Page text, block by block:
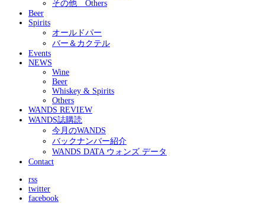
その他 Others
Beer
Spirits
オールドパー
バー＆カクテル
Events
NEWS
Wine
Beer
Whiskey & Spirits
Others
WANDS REVIEW
WANDS誌購読
今月のWANDS
バックナンバー紹介
WANDS DATA ウォンズ データ
Contact
rss
twitter
facebook